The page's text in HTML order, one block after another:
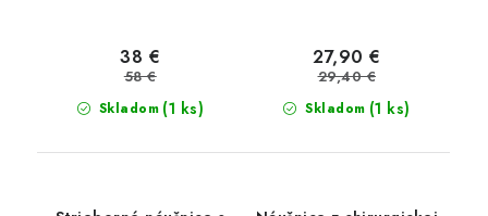
Skladom (1 ks)
38 €
58 €
Skladom (1 ks)
27,90 €
29,40 €